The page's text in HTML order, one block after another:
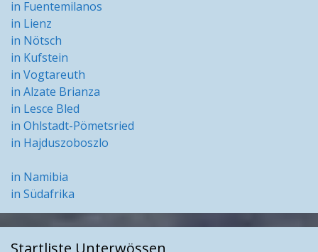
in Fuentemilanos
in Lienz
in Nötsch
in Kufstein
in Vogtareuth
in Alzate Brianza
in Lesce Bled
in Ohlstadt-Pömetsried
in Hajduszoboszlo
in Namibia
in Südafrika